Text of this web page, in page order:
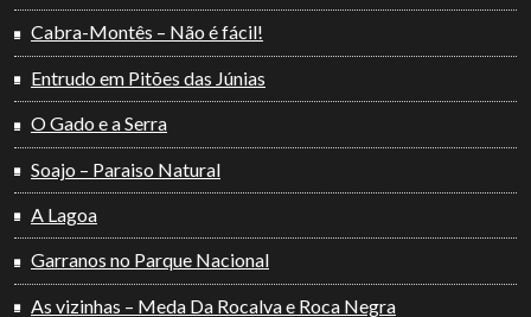
Cabra-Montês – Não é fácil!
Entrudo em Pitões das Júnias
O Gado e a Serra
Soajo – Paraiso Natural
A Lagoa
Garranos no Parque Nacional
As vizinhas – Meda Da Rocalva e Roca Negra